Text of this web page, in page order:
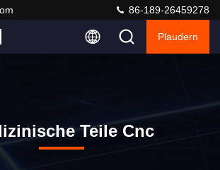
86-189-26459278
Plaudern
Teile Cnc